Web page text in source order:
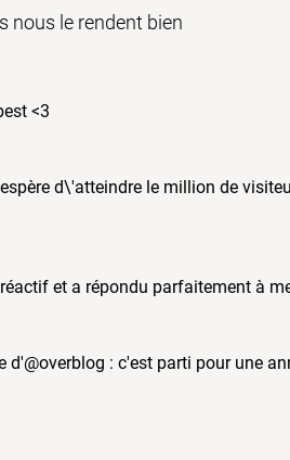
nous le rendent bien
<3
d\'atteindre le million de
et a répondu parfaitement à
: c'est parti pour une